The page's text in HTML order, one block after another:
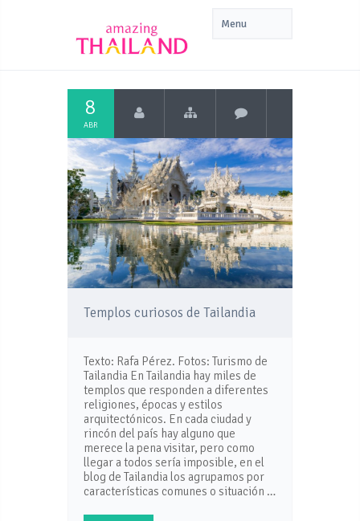
8
ABR
Templos curiosos de Tailandia
Texto: Rafa Pérez. Fotos: Turismo de
Tailandia En Tailandia hay miles de
templos que responden a diferentes
religiones, épocas y estilos
arquitectónicos. En cada ciudad y
rincón del país hay alguno que
merece la pena visitar, pero como
llegar a todos sería imposible, en el
blog de Tailandia los agrupamos por
características comunes o situación …